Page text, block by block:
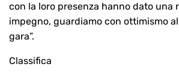
con la loro presenza hanno dato una
impegno, guardiamo con ottimismo
gara”.
Classifica